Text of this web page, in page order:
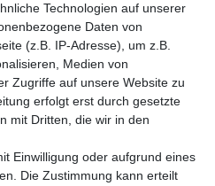
Technologien auf unserer
Daten von
(z.B. IP-Adresse), um z.B.
Medien von
Zugriffe auf unsere Website zu
erfolgt erst durch gesetzte
mit Dritten, die wir in den
Einwilligung oder aufgrund eines
Die Zustimmung kann erteilt